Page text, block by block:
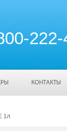
222-
КОНТАКТЫ
1л